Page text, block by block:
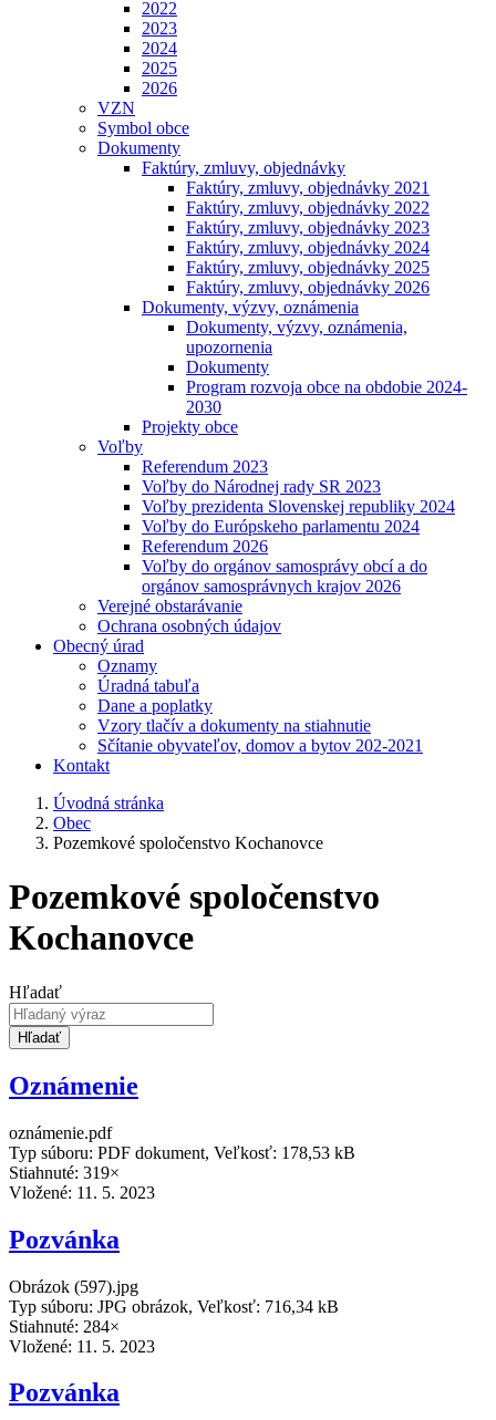
2022
2023
2024
2025
2026
VZN
Symbol obce
Dokumenty
Faktúry, zmluvy, objednávky
Faktúry, zmluvy, objednávky 2021
Faktúry, zmluvy, objednávky 2022
Faktúry, zmluvy, objednávky 2023
Faktúry, zmluvy, objednávky 2024
Faktúry, zmluvy, objednávky 2025
Faktúry, zmluvy, objednávky 2026
Dokumenty, výzvy, oznámenia
Dokumenty, výzvy, oznámenia,
upozornenia
Dokumenty
Program rozvoja obce na obdobie 2024-
2030
Projekty obce
Voľby
Referendum 2023
Voľby do Národnej rady SR 2023
Voľby prezidenta Slovenskej republiky 2024
Voľby do Európskeho parlamentu 2024
Referendum 2026
Voľby do orgánov samosprávy obcí a do
orgánov samosprávnych krajov 2026
Verejné obstarávanie
Ochrana osobných údajov
Obecný úrad
Oznamy
Úradná tabuľa
Dane a poplatky
Vzory tlačív a dokumenty na stiahnutie
Sčítanie obyvateľov, domov a bytov 202-2021
Kontakt
Úvodná stránka
Obec
Pozemkové spoločenstvo Kochanovce
Pozemkové spoločenstvo
Kochanovce
Hľadať
Hľadať
Oznámenie
oznámenie.pdf
Typ súboru: PDF dokument, Veľkosť: 178,53 kB
Stiahnuté: 319×
Vložené: 11. 5. 2023
Pozvánka
Obrázok (597).jpg
Typ súboru: JPG obrázok, Veľkosť: 716,34 kB
Stiahnuté: 284×
Vložené: 11. 5. 2023
Pozvánka